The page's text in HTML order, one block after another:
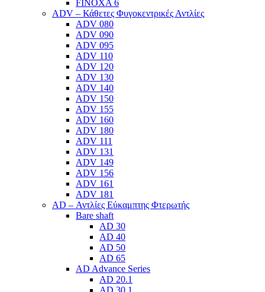
FINOXA 6
ADV – Κάθετες Φυγοκεντρικές Αντλίες
ADV 080
ADV 090
ADV 095
ADV 110
ADV 120
ADV 130
ADV 140
ADV 150
ADV 155
ADV 160
ADV 180
ADV 111
ADV 131
ADV 149
ADV 156
ADV 161
ADV 181
AD – Αντλίες Εύκαμπτης Φτερωτής
Bare shaft
AD 30
AD 40
AD 50
AD 65
AD Advance Series
AD 20.1
AD 30.1